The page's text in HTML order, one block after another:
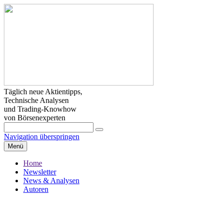
Täglich neue Aktientipps,
Technische Analysen
und Trading-Knowhow
von Börsenexperten
Navigation überspringen
Menü
Home
Newsletter
News & Analysen
Autoren